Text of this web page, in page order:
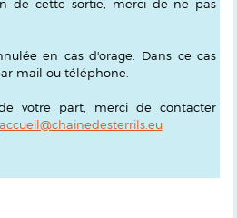
de cette sortie, merci de ne pas
en cas d'orage. Dans ce cas
mail ou téléphone.
votre part, merci de contacter
accueil@chainedesterrils.eu